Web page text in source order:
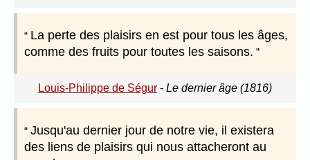
La perte des plaisirs en est pour tous les âges,
comme des fruits pour toutes les saisons.
Louis-Philippe de Ségur - Le dernier âge (1816)
Jusqu'au dernier jour de notre vie, il existera
des liens de plaisirs qui nous attacheront au